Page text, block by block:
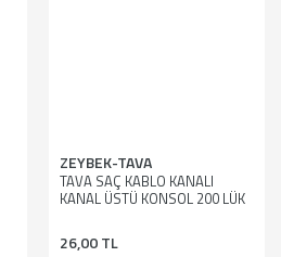
ZEYBEK-TAVA
TAVA SAÇ KABLO KANALI
KANAL ÜSTÜ KONSOL 200 LÜK
26,00 TL